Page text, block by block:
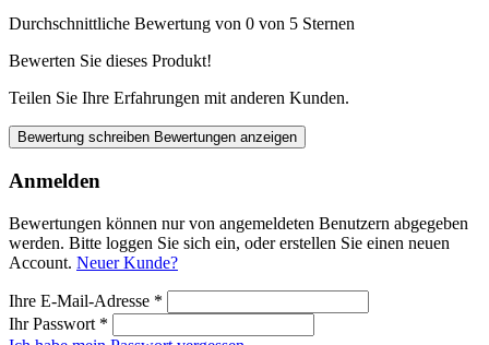
Durchschnittliche Bewertung von 0 von 5 Sternen
Bewerten Sie dieses Produkt!
Teilen Sie Ihre Erfahrungen mit anderen Kunden.
Bewertung schreiben Bewertungen anzeigen
Anmelden
Bewertungen können nur von angemeldeten Benutzern abgegeben
werden. Bitte loggen Sie sich ein, oder erstellen Sie einen neuen
Account. Neuer Kunde?
Ihre E-Mail-Adresse *
Ihr Passwort *